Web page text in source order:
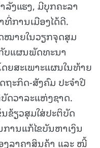
ລັງແຮງ, ມີບຸກຄະລາ
ການເມືອງໄດ້ດີ.
ໝາຍໃນວຽກຈຸດສຸມ
ບແຜນພັດທະນາ
ຍສະເພາະແຜນໃນທ້າຍ
ະກິດ-ສັງຄົມ ປະຈໍາປີ
ດວາລະແຫ່ງຊາດ.
ຂ້ຽວສຸມໃສ່ປະຕິບັດ
ານແກ້ໄຂບັນຫາເງິນ
ງລາຄາສິນຄ້າ ແລະ ໜີ້